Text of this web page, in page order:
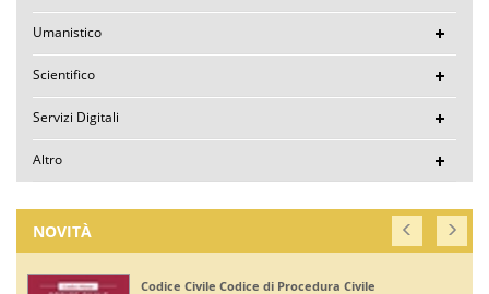
Umanistico
Scientifico
Servizi Digitali
Altro
NOVITÀ
Corte di Giustizia dell'Unione Europea